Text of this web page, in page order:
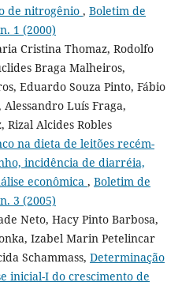
de nitrogênio , Boletim de
1 (2000)
Cristina Thomaz, Rodolfo
Braga Malheiros,
Eduardo Souza Pinto, Fábio
Luís Fraga,
Rizal Alcides Robles
na dieta de leitões recém-
incidência de diarréia,
econômica , Boletim de
3 (2005)
Neto, Hacy Pinto Barbosa,
Izabel Marin Petelincar
Schammass, Determinação
inicial-I do crescimento de